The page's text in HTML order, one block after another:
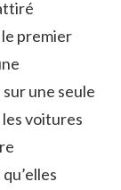
premier
une seule
voitures